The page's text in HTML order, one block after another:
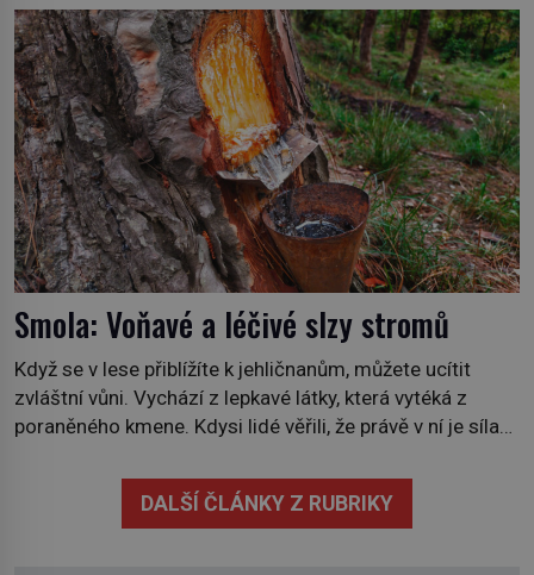
na podzim 1958 jako hec. Rádio Luxembourg přichází s
neobvyklou výzvou. Tomu, kdo dokáže dopravit ze
severního polárního kruhu na […]
Smola: Voňavé a léčivé slzy stromů
Když se v lese přiblížíte k jehličnanům, můžete ucítit
zvláštní vůni. Vychází z lepkavé látky, která vytéká z
poraněného kmene. Kdysi lidé věřili, že právě v ní je síla
lidstvo pracovalo. Chrání strom před infekcí, hmyzem a
vysycháním. Dá se říct, že je to přírodní […]
DALŠÍ ČLÁNKY Z RUBRIKY